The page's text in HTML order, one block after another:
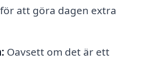
att göra dagen extra
Oavsett om det är ett